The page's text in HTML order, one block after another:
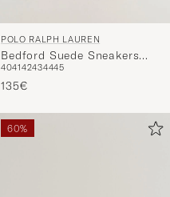
POLO RALPH LAUREN
Bedford Suede Sneakers
Navy/Deckwash White
404142434445
135€
60%